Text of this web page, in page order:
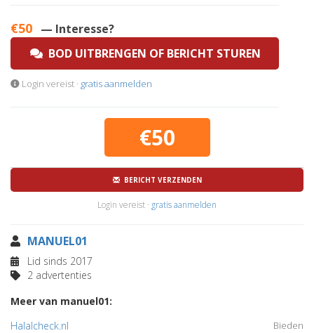
€50 — Interesse?
BOD UITBRENGEN OF BERICHT STUREN
Login vereist · gratis aanmelden
€50
BERICHT VERZENDEN
Login vereist · gratis aanmelden
MANUEL01
Lid sinds 2017
2 advertenties
Meer van manuel01:
Halalcheck.nl
Bieden